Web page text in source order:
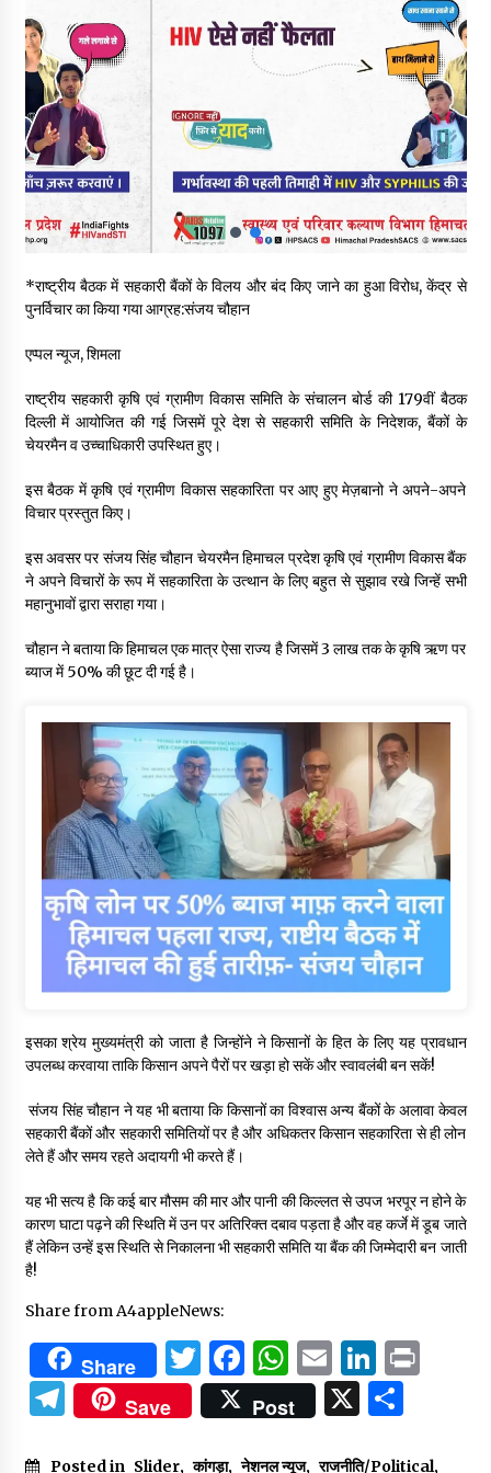
30 बैग की सीमा पर भाजपा का हमला, बोली- कांग्रेस सरकार ने सेब उत्पादकों
की तोड़ी कमर- संदीपनी
शिमला पुलिस में बड़ी अनुशासनात्मक कार्रवाई, 3 पुलिसकर्मी निलंबित
07/08/2026
6 साल में पीएम नरेंद्र मोदी के विदेश दौरों पर 557 करोड़ खर्च, सरकार ने
संसद में दी जानकारी
रूपी भावा वन्यजीव अभयारण्य में फिर दिखा जंगलों का ‘खामोश पहरेदार’, दुर्लभ
भ्रष्टाचार से अर्जित संपत्ति जब्त कर गरीबों में बांटेगी हिमाचल सरकार -CM
06/08/2026
*राष्ट्रीय बैठक में सहकारी बैंकों के विलय और बंद किए जाने का हुआ विरोध, केंद्र से
पुनर्विचार का किया गया आग्रह:संजय चौहान
एप्पल न्यूज, शिमला
राष्ट्रीय सहकारी कृषि एवं ग्रामीण विकास समिति के संचालन बोर्ड की 179वीं बैठक
दिल्ली में आयोजित की गई जिसमें पूरे देश से सहकारी समिति के निदेशक, बैंकों के
चेयरमैन व उच्चाधिकारी उपस्थित हुए।
इस बैठक में कृषि एवं ग्रामीण विकास सहकारिता पर आए हुए मेज़बानो ने अपने-अपने
विचार प्रस्तुत किए।
इस अवसर पर संजय सिंह चौहान चेयरमैन हिमाचल प्रदेश कृषि एवं ग्रामीण विकास बैंक
ने अपने विचारों के रूप में सहकारिता के उत्थान के लिए बहुत से सुझाव रखे जिन्हें सभी
महानुभावों द्वारा सराहा गया।
चौहान ने बताया कि हिमाचल एक मात्र ऐसा राज्य है जिसमें 3 लाख तक के कृषि ऋण पर
ब्याज में 50% की छूट दी गई है।
इसका श्रेय मुख्यमंत्री को जाता है जिन्होंने ने किसानों के हित के लिए यह प्रावधान
उपलब्ध करवाया ताकि किसान अपने पैरों पर खड़ा हो सकें और स्वावलंबी बन सकें!
संजय सिंह चौहान ने यह भी बताया कि किसानों का विश्वास अन्य बैंकों के अलावा केवल
सहकारी बैंकों और सहकारी समितियों पर है और अधिकतर किसान सहकारिता से ही लोन
लेते हैं और समय रहते अदायगी भी करते हैं।
यह भी सत्य है कि कई बार मौसम की मार और पानी की किल्लत से उपज भरपूर न होने के
कारण घाटा पढ़ने की स्थिति में उन पर अतिरिक्त दबाव पड़ता है और वह कर्जे में डूब जाते
हैं लेकिन उन्हें इस स्थिति से निकालना भी सहकारी समिति या बैंक की जिम्मेदारी बन जाती
है!
Share from A4appleNews:
Share Twitter
Facebook
WhatsApp
Email
Telegram
Save Post X
Posted in Slider, कांगड़ा, नेशनल न्यूज, राजनीति/Political,